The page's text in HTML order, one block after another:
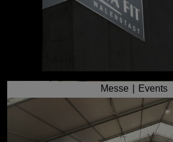
Messe | Events